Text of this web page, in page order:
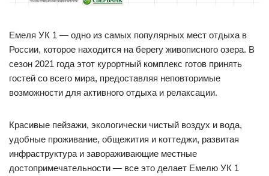
Емеля УК 1 — одно из самых популярных мест отдыха в
России, которое находится на берегу живописного озера. В
сезон 2021 года этот курортный комплекс готов принять
гостей со всего мира, предоставляя неповторимые
возможности для активного отдыха и релаксации.
Красивые пейзажи, экологически чистый воздух и вода,
удобные проживание, общежития и коттеджи, развитая
инфраструктура и завораживающие местные
достопримечательности — все это делает Емелю УК 1